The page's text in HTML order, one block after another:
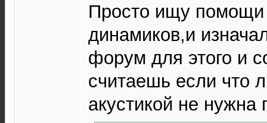
Просто ищу
динамиков,и
форум для этого и
считаешь если что
акустикой не